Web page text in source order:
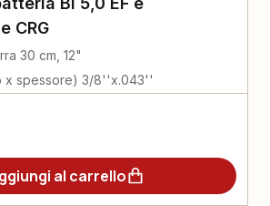
CRG
30 cm, 12"
x spessore) 3/8''x.043''
al carrello